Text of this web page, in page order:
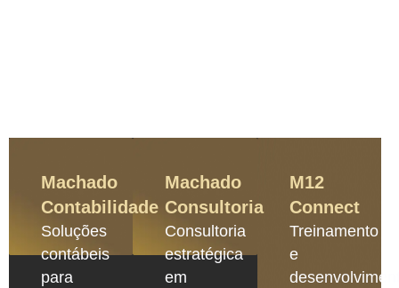
Machado
Contabilidade
Soluções
contábeis
para
Machado
Consultoria
Consultoria
estratégica
em
M12
Connect
Treinamento
e